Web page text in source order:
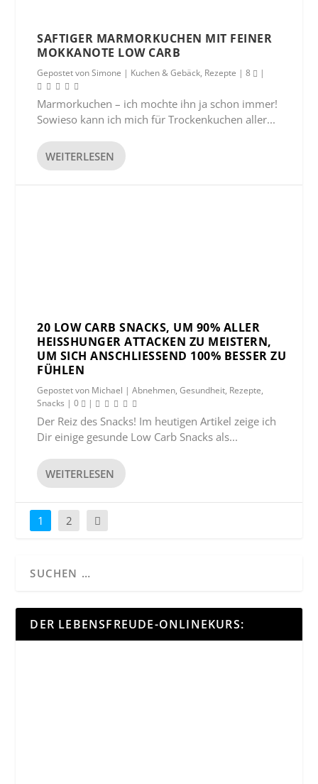
SAFTIGER MARMORKUCHEN MIT FEINER
MOKKANOTE LOW CARB
Gepostet vonSimone | Kuchen & Gebäck, Rezepte |8 |
Marmorkuchen – ich mochte ihn ja schon immer!
Sowieso kann ich mich für Trockenkuchen aller...
WEITERLESEN
20 LOW CARB SNACKS, UM 90% ALLER
HEISSHUNGER ATTACKEN ZU MEISTERN, U
M SICH ANSCHLIESSEND 100% BESSER ZU FÜ
HLEN
Gepostet von Michael |Abnehmen,Gesundheit, Rezepte,
Snacks |0 |
Der Reiz des Snacks! Im heutigen Artikel zeige ich
Dir einige gesunde Low Carb Snacks als...
WEITERLESEN
1 2
DER LEBENSFREUDE-ONLINEKURS: